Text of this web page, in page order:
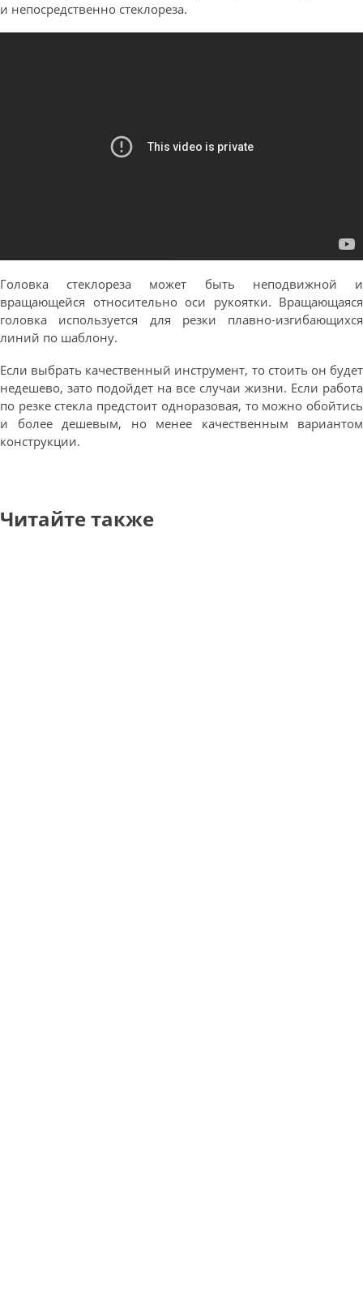
и непосредственно стеклореза.
Головка стеклореза может быть неподвижной и
вращающейся относительно оси рукоятки. Вращающаяся
головка используется для резки плавно-изгибающихся
линий по шаблону.
Если выбрать качественный инструмент, то стоить он будет
недешево, зато подойдет на все случаи жизни. Если работа
по резке стекла предстоит одноразовая, то можно обойтись
и более дешевым, но менее качественным вариантом
конструкции.
Читайте также